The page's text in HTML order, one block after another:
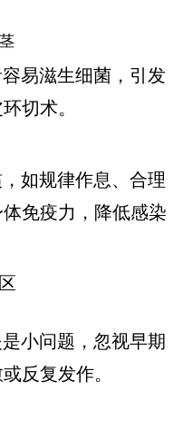
易滋生细菌，引发
切术。
如规律作息、合理
免疫力，降低感染
小问题，忽视早期
反复发作。